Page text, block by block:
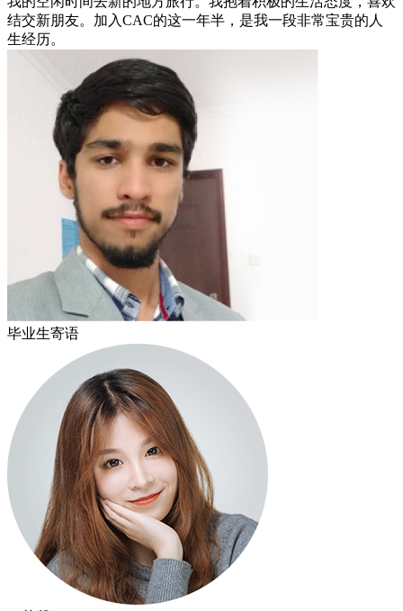
结交新朋友。加入CAC的这一年半，是我一段非常宝贵的人
生经历。
毕业生寄语